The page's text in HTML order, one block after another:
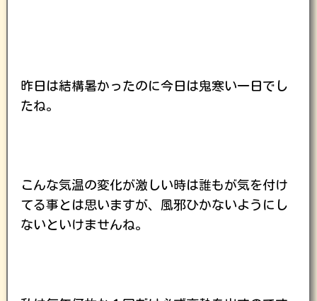
昨日は結構暑かったのに今日は鬼寒い一日でし
たね。
こんな気温の変化が激しい時は誰もが気を付け
てる事とは思いますが、風邪ひかないようにし
ないといけませんね。